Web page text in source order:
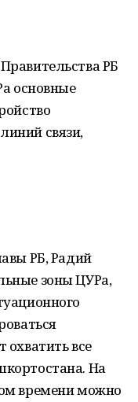
РБ
основные
связи,
РБ, Радий
зоны ЦУРа,
все
На
времени можно